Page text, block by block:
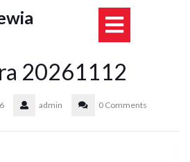
20261112
admin 0 Comments